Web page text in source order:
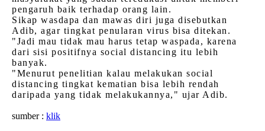
pengaruh baik terhadap orang lain.
Sikap wasdapa dan mawas diri juga disebutkan
Adib, agar tingkat penularan virus bisa ditekan.
"Jadi mau tidak mau harus tetap waspada, karena
dari sisi positifnya social distancing itu lebih
banyak.
"Menurut penelitian kalau melakukan social
distancing tingkat kematian bisa lebih rendah
daripada yang tidak melakukannya," ujar Adib.
sumber : klik